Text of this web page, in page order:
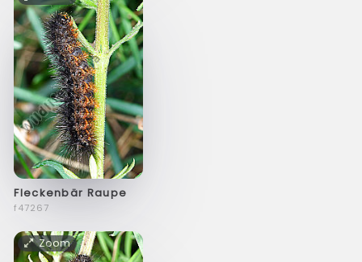
Fleckenbär Raupe
f47267
Zoom